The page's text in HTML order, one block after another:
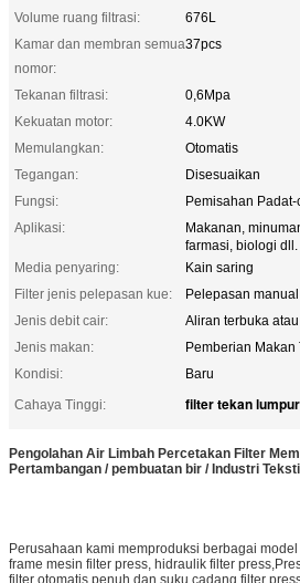
Volume ruang filtrasi:
676L
Kamar dan membran semua
nomor:
37pcs
Tekanan filtrasi:
0,6Mpa
Kekuatan motor:
4.0KW
Memulangkan:
Otomatis
Tegangan:
Disesuaikan
Fungsi:
Pemisahan Padat-
Aplikasi:
Makanan,
farmasi, biologi dll.
Media penyaring:
Kain saring
Filter jenis pelepasan kue:
Pelepasan manual
Jenis debit cair:
Aliran terbuka
Jenis makan:
Pemberian Makan
Kondisi:
Baru
Cahaya Tinggi:
filter tekan lumpur
Pengolahan Air Limbah Percetakan Filter
Pertambangan / pembuatan bir / Industri
Perusahaan kami memproduksi berbagai
frame mesin filter press, hidraulik filter
filter otomatis penuh dan suku cadang filter